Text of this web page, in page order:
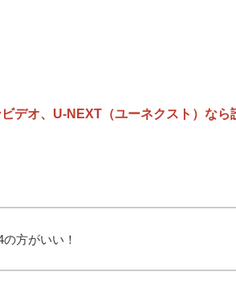
デオ、U-NEXT（ユーネクスト）なら
方がいい！